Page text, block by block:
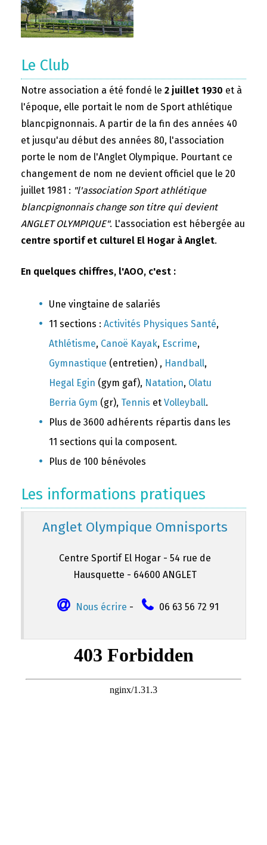
Le Club
Notre association a été fondé le 2 juillet 1930 et à
l'époque, elle portait le nom de Sport athlétique
blancpignonnais. A partir de la fin des années 40
et jusqu'au début des années 80, l'association
porte le nom de l'Anglet Olympique. Pourtant ce
changement de nom ne devient officiel que le 20
juillet 1981 : "l'association Sport athlétique
blancpignonnais change son titre qui devient
ANGLET OLYMPIQUE". L'association est hébergée au
centre sportif et culturel El Hogar à Anglet.
En quelques chiffres, l'AOO, c'est :
Une vingtaine de salariés
11 sections : Activités Physiques Santé,
Athlétisme, Canoë Kayak, Escrime,
Gymnastique (entretien) , Handball,
Hegal Egin (gym gaf), Natation, Olatu
Berria Gym (gr), Tennis et Volleyball.
Plus de 3600 adhérents répartis dans les
11 sections qui la composent.
Plus de 100 bénévoles
Les informations pratiques
Anglet Olympique Omnisports
Centre Sportif El Hogar - 54 rue de
Hausquette - 64600 ANGLET
Nous écrire - 06 63 56 72 91